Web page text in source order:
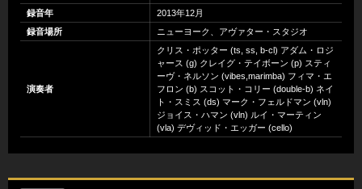
録音年
2013年12月
録音場所
ニューヨーク、アヴァター・スタジオ
演奏者
クリス・ポッター (ts, ss, b-cl) アダム・ロジ
ャース (g) クレイグ・テイボーン (p) スティ
ーヴ・ネルソン (vibes,marimba) フィマ・エ
フロン (b) スコット・コリー (double-b) ネイ
ト・スミス (ds) マーク・フェルドマン (vln)
ジョイス・ハマン (vln) ルイ・マーティン
(vla) デヴィッド・エッガー (cello)